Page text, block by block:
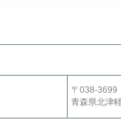
〒038-3699
青森県北津